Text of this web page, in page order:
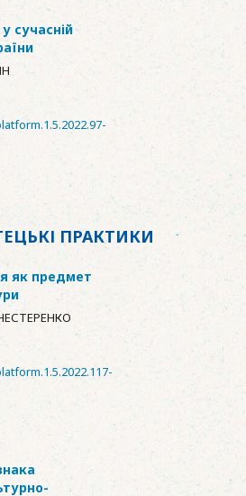
сучасній
ПРАКТИКИ
як предмет